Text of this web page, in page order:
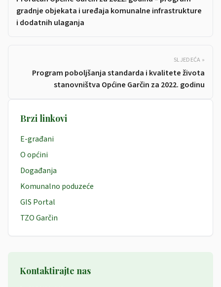
gradnje objekata i uređaja komunalne infrastrukture
i dodatnih ulaganja
SLJEDEĆA »
Program poboljšanja standarda i kvalitete života
stanovništva Općine Garčin za 2022. godinu
Brzi linkovi
E-građani
O općini
Događanja
Komunalno poduzeće
GIS Portal
TZO Garčin
Kontaktirajte nas